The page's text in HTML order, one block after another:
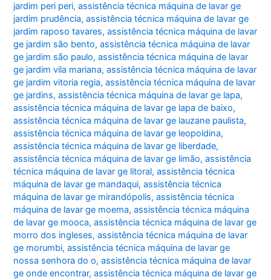
jardim peri peri,assistência técnica máquina de lavar ge
jardim prudência,assistência técnica máquina de lavar ge
jardim raposo tavares,assistência técnica máquina de lavar
ge jardim são bento,assistência técnica máquina de lavar
ge jardim são paulo,assistência técnica máquina de lavar
ge jardim vila mariana,assistência técnica máquina de lavar
ge jardim vitoria regia,assistência técnica máquina de lavar
ge jardins,assistência técnica máquina de lavar ge lapa,
assistência técnica máquina de lavar ge lapa de baixo,
assistência técnica máquina de lavar ge lauzane paulista,
assistência técnica máquina de lavar ge leopoldina,
assistência técnica máquina de lavar ge liberdade,
assistência técnica máquina de lavar ge limão,assistência
técnica máquina de lavar ge litoral,assistência técnica
máquina de lavar ge mandaqui,assistência técnica
máquina de lavar ge mirandópolis,assistência técnica
máquina de lavar ge moema,assistência técnica máquina
de lavar ge mooca,assistência técnica máquina de lavar ge
morro dos ingleses,assistência técnica máquina de lavar
ge morumbi,assistência técnica máquina de lavar ge
nossa senhora do o,assistência técnica máquina de lavar
ge onde encontrar,assistência técnica máquina de lavar ge